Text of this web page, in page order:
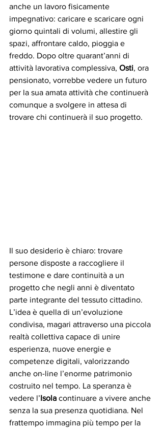
anche un lavoro fisicamente
impegnativo: caricare e scaricare ogni
giorno quintali di volumi, allestire gli
spazi, affrontare caldo, pioggia e
freddo. Dopo oltre quarant’anni di
attività lavorativa complessiva, Osti, ora
pensionato, vorrebbe vedere un futuro
per la sua amata attività che continuerà
comunque a svolgere in attesa di
trovare chi continuerà il suo progetto.
Il suo desiderio è chiaro: trovare
persone disposte a raccogliere il
testimone e dare continuità a un
progetto che negli anni è diventato
parte integrante del tessuto cittadino.
L’idea è quella di un’evoluzione
condivisa, magari attraverso una piccola
realtà collettiva capace di unire
esperienza, nuove energie e
competenze digitali, valorizzando
anche on-line l’enorme patrimonio
costruito nel tempo. La speranza è
vedere l’Isola continuare a vivere anche
senza la sua presenza quotidiana. Nel
frattempo immagina più tempo per la